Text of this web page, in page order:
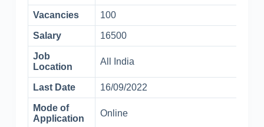
Vacancies 100
Salary 16500
Job
Location
All India
Last Date 16/09/2022
Mode of
Application
Online